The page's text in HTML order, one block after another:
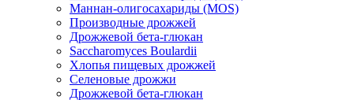
Маннан-олигосахариды (MOS)
Производные дрожжей
Дрожжевой бета-глюкан
Saccharomyces Boulardii
Хлопья пищевых дрожжей
Селеновые дрожжи
Дрожжевой бета-глюкан